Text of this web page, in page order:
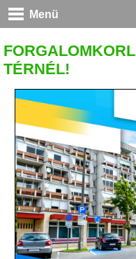
Menü
TÉRNÉL!